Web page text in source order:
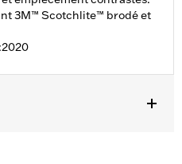
3M™ Scotchlite™ brodé et